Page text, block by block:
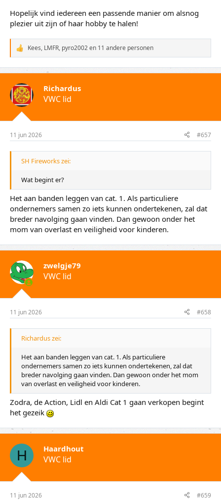
Hopelijk vind iedereen een passende manier om alsnog
plezier uit zijn of haar hobby te halen!
W
a
a
r
d
e
r
i
n
n
Kees, LMFR, pyro2002en 11 andere personen
Richardus
VWC lid
11 jun 2026 #657
SH Fireworks zei:
Wat begint er?
Het aan banden leggen van cat. 1. Als particuliere
ondernemers samen zo iets kunnen ondertekenen, zal dat
breder navolging gaan vinden. Dan gewoon onder het
mom van overlast en veiligheid voor kinderen.
zwelgje79
VWC lid
11 jun 2026 #658
Richardus zei:
Het aan banden leggen van cat. 1. Als particuliere
ondernemers samen zo iets kunnen ondertekenen, zal dat
breder navolging gaan vinden. Dan gewoon onder het mom
van overlast en veiligheid voor kinderen.
Zodra, de Action, Lidl en Aldi Cat 1 gaan verkopen begint
het gezeik
H Haardhout
VWC lid
11 jun 2026 #659